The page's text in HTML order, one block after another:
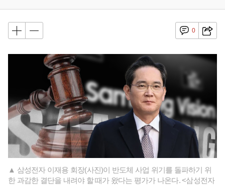
0
▲ 삼성전자 이재용 회장(사진)이 반도체 사업 위기를 돌파하기 위
한 과감한 결단을 내려야 할 때가 왔다는 평가가 나온다. <삼성전자